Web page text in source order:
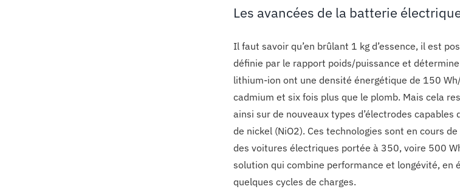
Les avancées de la batterie
Il faut savoir qu’en brûlant 1 kg d’essence, il est
définie par le rapport poids/puissance et
lithium-ion ont une densité énergétique de 150
cadmium et six fois plus que le plomb. Mais cela
ainsi sur de nouveaux types d’électrodes capables
de nickel (NiO2). Ces technologies sont en cours
des voitures électriques portée à 350, voire 500
solution qui combine performance et longévité, en
quelques cycles de charges.